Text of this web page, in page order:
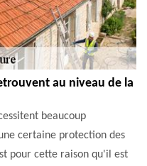
au niveau de la
beaucoup
certaine protection des
pour cette raison qu'il est